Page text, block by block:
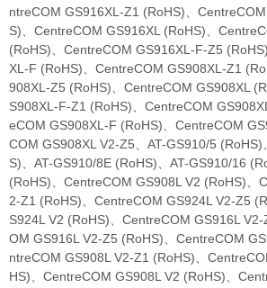
ntreCOM GS916XL-Z1 (RoHS)、
S)、CentreCOM GS916XL (RoHS)、
(RoHS)、CentreCOM GS916XL-F-Z5
XL-F (RoHS)、CentreCOM GS908XL-Z1
908XL-Z5 (RoHS)、CentreCOM GS908XL
S908XL-F-Z1 (RoHS)、CentreCOM
eCOM GS908XL-F (RoHS)、CentreCOM
COM GS908XL V2-Z5、AT-GS910/5 (RoHS)
S)、AT-GS910/8E (RoHS)、AT-GS910/16
(RoHS)、CentreCOM GS908L V2 (RoHS)、
2-Z1 (RoHS)、CentreCOM GS924L V2-Z5
S924L V2 (RoHS)、CentreCOM GS916L
OM GS916L V2-Z5 (RoHS)、CentreCOM
ntreCOM GS908L V2-Z1 (RoHS)、
HS)、CentreCOM GS908L V2 (RoHS)、